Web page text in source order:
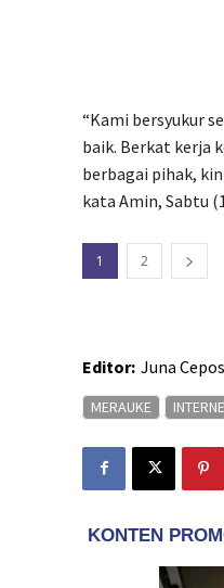
“Kami bersyukur
baik. Berkat kerja
berbagai pihak,
kata Amin, Sabtu
1 2
Editor: Juna Cepos
MERAUKE